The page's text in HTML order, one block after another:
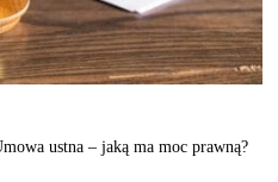
ustna – jaką ma moc prawną?